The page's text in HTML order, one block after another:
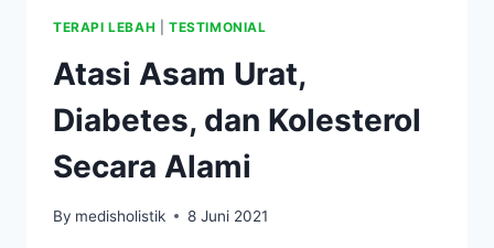
TERAPI LEBAH TESTIMONIAL
Atasi Asam Urat,
Diabetes, dan Kolesterol
Secara Alami
By medisholistik 8 Juni 2021